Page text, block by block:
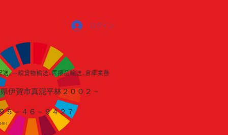
ログイン
送-一般貸物輸送-医療品輸送-倉庫業務
伊賀市真泥平林２００２－
４６－９４２７
く